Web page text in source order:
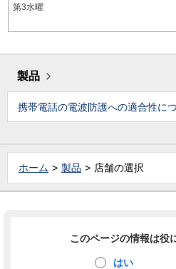
第3水曜
製品
携帯電話の電波防護への適合性に
ホーム 製品 店舗の選択
このページの情報は役
はい